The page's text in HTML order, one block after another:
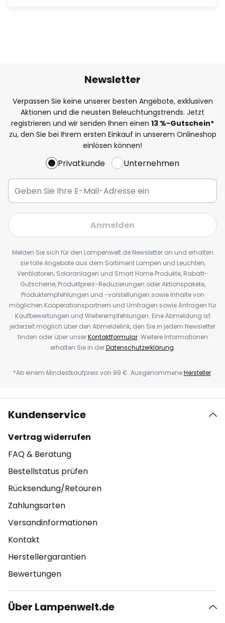
Newsletter
Verpassen Sie keine unserer besten Angebote, exklusiven
Aktionen und die neusten Beleuchtungstrends. Jetzt
registrieren und wir senden Ihnen einen 13 %-Gutschein*
zu, den Sie bei Ihrem ersten Einkauf in unserem Onlineshop
einlösen können!
Privatkunde Unternehmen
Anmelden
Melden Sie sich für den Lampenwelt.de Newsletter an und erhalten
sie tolle Angebote aus dem Sortiment Lampen und Leuchten,
Ventilatoren, Solaranlagen und Smart Home Produkte, Rabatt-
Gutscheine, Produktpreis-Reduzierungen oder Aktionspakete,
Produktempfehlungen und -vorstellungen sowie Inhalte von
möglichen Kooperationspartnern und Umfragen sowie Anfragen für
Kaufbewertungen und Weiterempfehlungen. Eine Abmeldung ist
jederzeit möglich über den Abmeldelink, den Sie in jedem Newsletter
finden oder über unserKontaktformular. Weitere Informationen
erhalten Sie in derDatenschutzerklärung.
*Ab einem Mindestkaufpreis von 99 €. AusgenommeneHersteller.
Kundenservice
Vertrag widerrufen
FAQ & Beratung
Bestellstatus prüfen
Rücksendung/Retouren
Zahlungsarten
Versandinformationen
Kontakt
Herstellergarantien
Bewertungen
Über Lampenwelt.de